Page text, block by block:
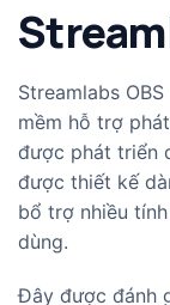
Streamlabs
mềm hỗ trợ
được phát triển
được thiết kế
bổ trợ nhiều
dùng.
Đây được đánh